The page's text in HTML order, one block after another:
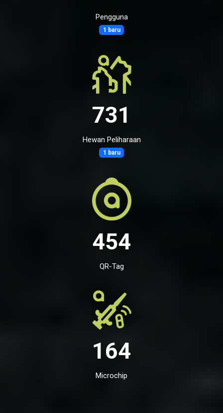
Pengguna
1 baru
731
Hewan Peliharaan
1 baru
454
QR-Tag
164
Microchip